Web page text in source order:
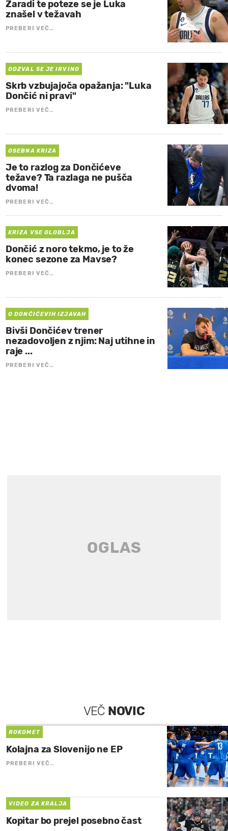
Zaradi te poteze se je Luka
znašel v težavah
PREBERI VEČ…
ODZVAL SE JE IRVING
Skrb vzbujajoča opažanja: "Luka
Dončić ni pravi"
PREBERI VEČ…
OSEBNA KRIZA
Je to razlog za Dončićeve
težave? Ta razlaga ne pušča
dvoma!
PREBERI VEČ…
KRIZA VSE GLOBLJA
Dončić z noro tekmo, je to že
konec sezone za Mavse?
PREBERI VEČ…
O DONČIĆEVIH IZJAVAH
Bivši Dončićev trener
nezadovoljen z njim: Naj utihne in
raje ...
PREBERI VEČ…
VEČ NOVIC
ROKOMET
Kolajna za Slovenijo ne EP
PREBERI VEČ…
VIDEO ZA KRALJA
Kopitar bo prejel posebno čast